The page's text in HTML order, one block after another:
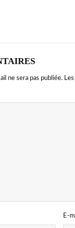
ne sera pas publiée.
E-